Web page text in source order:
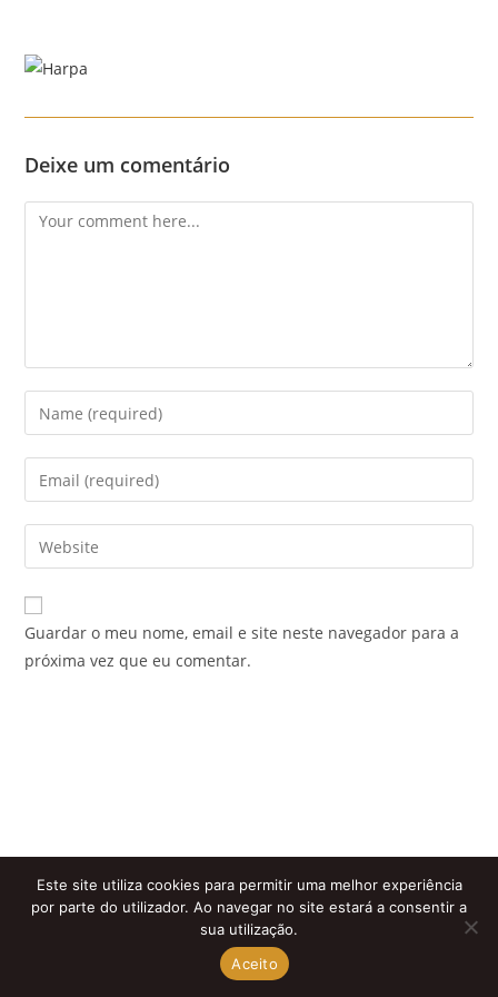
content
Deixe um comentário
Comment
Enter
your
name
comment
Enter
your
email
address
comment
Enter
your
website
URL
Guardar o meu nome, email e site neste navegador para a
próxima vez que eu comentar.
Este site utiliza cookies para permitir uma melhor experiência
por parte do utilizador. Ao navegar no site estará a consentir a
sua utilização.
Aceito